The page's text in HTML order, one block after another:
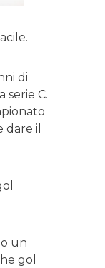
di
serie C.
dare il
un
gol